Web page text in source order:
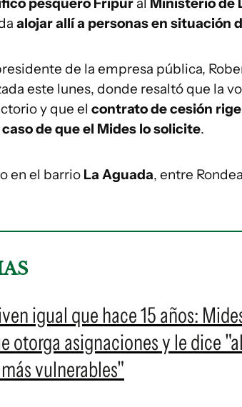
alojar allí a personas en situación
de la empresa pública,
este lunes, donde resaltó que la
y que el contrato de cesión
de que el Mides lo solicite.
en el barrio La Aguada, entre
igual que hace 15 años:
otorga asignaciones y le dice
vulnerables"